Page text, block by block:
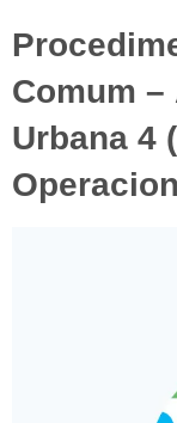
Comum –
Urbana 4